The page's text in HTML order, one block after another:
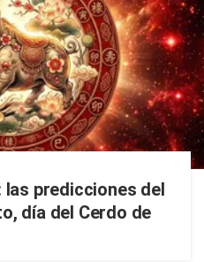
las predicciones del
día del Cerdo de